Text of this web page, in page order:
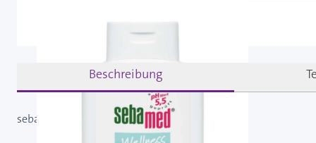
Beschreibung
sebamed Wellness Dusche - Duschgel / 200 ml